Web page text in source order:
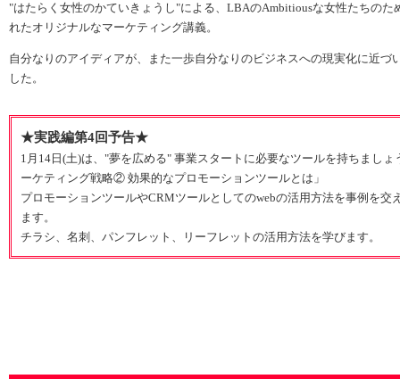
"はたらく女性のかていきょうし"による、LBAのAmbitiousな女性たちのた
れたオリジナルなマーケティング講義。
自分なりのアイディアが、また一歩自分なりのビジネスへの現実化に近づ
した。
★実践編第4回予告★
1月14日(土)は、"夢を広める" 事業スタートに必要なツールを持ちましょ
ーケティング戦略② 効果的なプロモーションツールとは」
プロモーションツールやCRMツールとしてのwebの活用方法を事例を交
ます。
チラシ、名刺、パンフレット、リーフレットの活用方法を学びます。